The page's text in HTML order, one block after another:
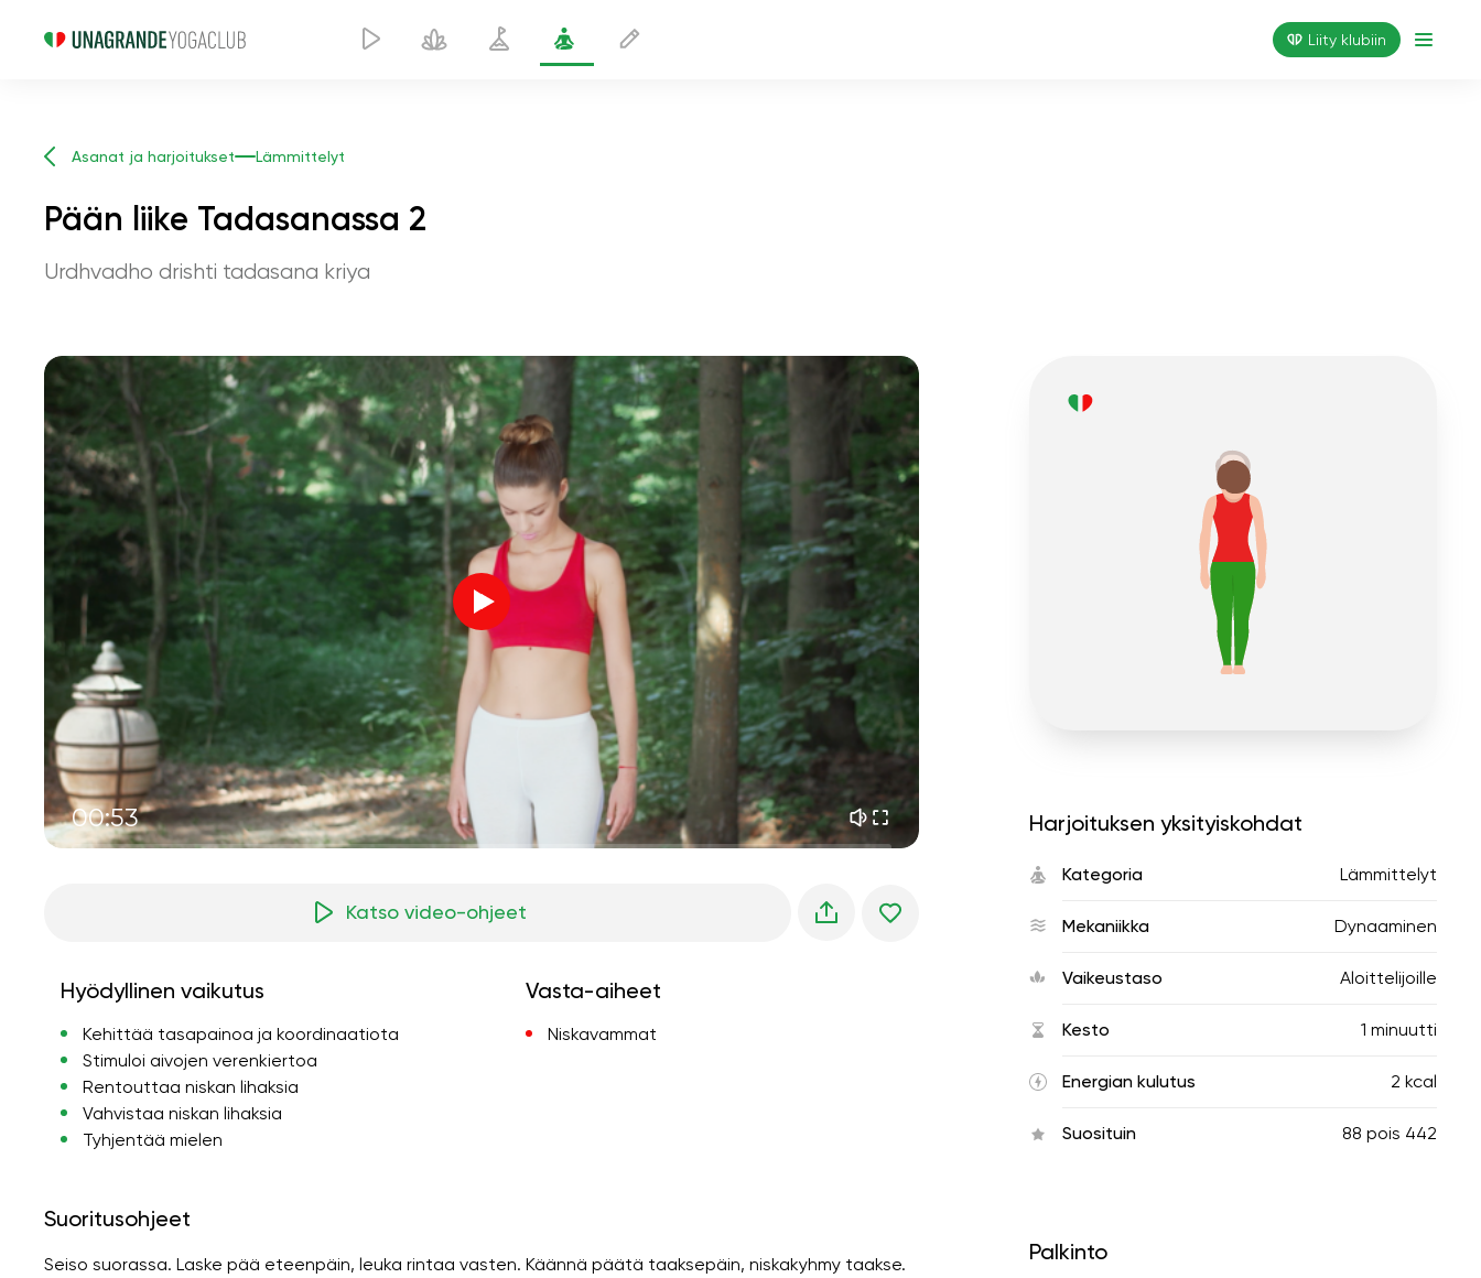
Liity klubiin
Asanat ja harjoitukset Lämmittelyt
Pään liike Tadasanassa 2
Urdhvadho drishti tadasana kriya
00:53
Ohjaajan ääni
sielun lento 01:44
sisäinen rauha 01:27
aamun unelmat 01:34
metsän viileys 05:00
kesäsade 02:00
vuoren hiljaisuus 02:00
merituuli 02:00
tuulen ääni 02:00
kevätmetsä 02:00
Katso video-ohjeet
Hyödyllinen vaikutus
Kehittää tasapainoa ja koordinaatiota
Stimuloi aivojen verenkiertoa
Rentouttaa niskan lihaksia
Vahvistaa niskan lihaksia
Tyhjentää mielen
Vasta-aiheet
Niskavammat
Suoritusohjeet
Seiso suorassa. Laske pää eteenpäin, leuka rintaa vasten. Käännä päätä taaksepäin, niskakyhmy taakse.
Harjoituksen yksityiskohdat
Kategoria Lämmittelyt
Mekaniikka Dynaaminen
Vaikeustaso Aloittelijoille
Kesto 1 minuutti
Energian kulutus 2 kcal
Suosituin 88 pois 442
Palkinto